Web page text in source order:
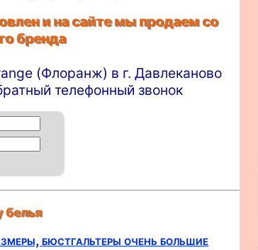
и на сайте мы продаем со
бренда
(Флоранж) в г. Давлеканово
телефонный звонок
белья
бюстгальтеры очень большие